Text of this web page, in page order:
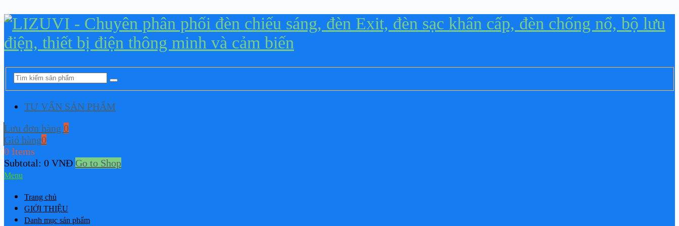
TƯ VẤN SẢN PHẨM
Lưu đơn hàng 0
Giỏ hàng0
0 Items
Subtotal: 0 VNĐ Go to Shop
Menu
Trang chủ
GIỚI THIỆU
Danh mục sản phẩm